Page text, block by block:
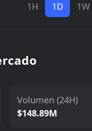
1H 1D 1W
Volumen (24H)
$148.89M